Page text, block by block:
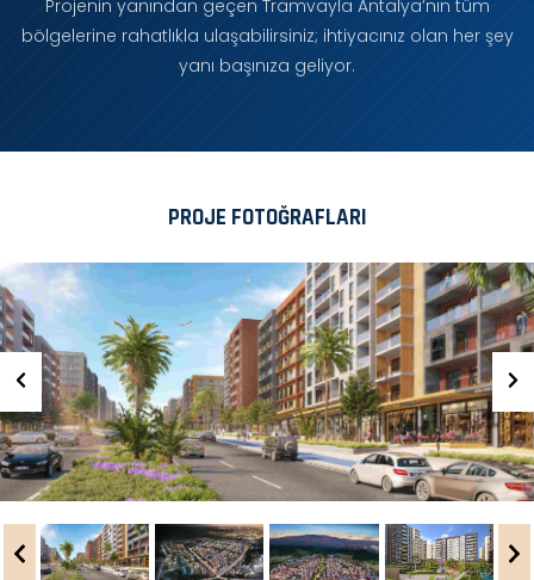
Projenin yanından geçen Tramvayla Antalya’nın tüm
bölgelerine rahatlıkla ulaşabilirsiniz; ihtiyacınız olan her şey
yanı başınıza geliyor.
PROJE FOTOĞRAFLARI